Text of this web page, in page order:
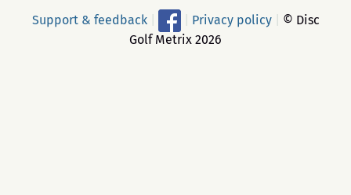
Support & feedback Privacy policy
© Disc
Golf Metrix 2026